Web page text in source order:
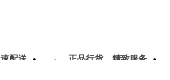
配送 正品行货，精致服务